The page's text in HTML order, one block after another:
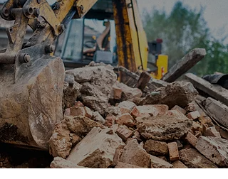
LOCA SOYEUR, LA
DÉMOLITION EN
TOUTE SÉRÉNITÉ